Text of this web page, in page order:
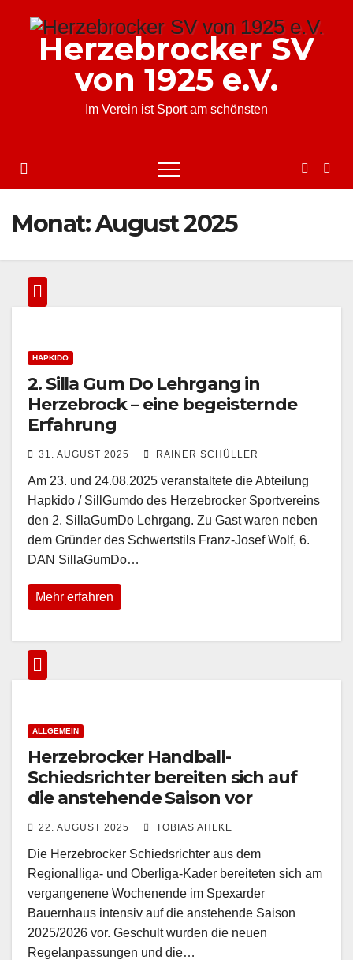
springenHerzebrocker SV
von 1925 e.V.
Im Verein ist Sport am schönsten
Monat:August 2025
HAPKIDO
2. Silla Gum Do Lehrgang in
Herzebrock – eine begeisternde
Erfahrung
31. AUGUST 2025 RAINER SCHÜLLER
Am 23. und 24.08.2025 veranstaltete die Abteilung
Hapkido / SillGumdo des Herzebrocker Sportvereins
den 2. SillaGumDo Lehrgang. Zu Gast waren neben
dem Gründer des Schwertstils Franz-Josef Wolf, 6.
DAN SillaGumDo…
Mehr erfahren
ALLGEMEIN
Herzebrocker Handball-
Schiedsrichter bereiten sich auf
die anstehende Saison vor
22. AUGUST 2025 TOBIAS AHLKE
Die Herzebrocker Schiedsrichter aus dem
Regionalliga- und Oberliga-Kader bereiteten sich am
vergangenene Wochenende im Spexarder
Bauernhaus intensiv auf die anstehende Saison
2025/2026 vor. Geschult wurden die neuen
Regelanpassungen und die…